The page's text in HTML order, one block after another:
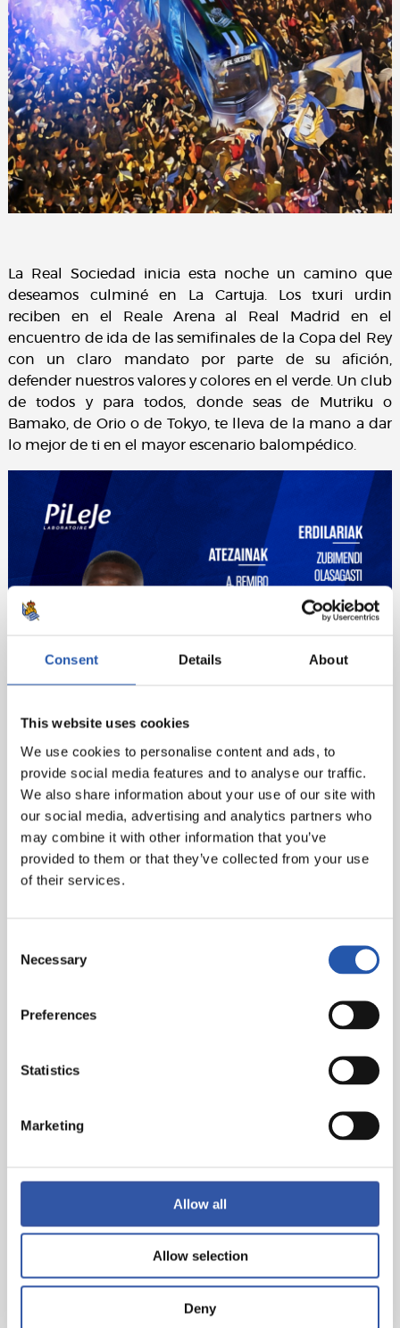
Consent Details About
This website uses cookies
We use cookies to personalise content and ads, to
provide social media features and to analyse our traffic.
We also share information about your use of our site with
our social media, advertising and analytics partners who
may combine it with other information that you’ve
provided to them or that they’ve collected from your use
of their services.
Selection
Necessary
Preferences
Statistics
Marketing
Allow all
Allow selection
Deny
La Real Sociedad inicia esta noche un camino que
deseamos culminé en La Cartuja. Los txuri urdin
reciben en el Reale Arena al Real Madrid en el
encuentro de ida de las semifinales de la Copa del Rey
con un claro mandato por parte de su afición,
defender nuestros valores y colores en el verde. Un club
de todos y para todos, donde seas de Mutriku o
Bamako, de Orio o de Tokyo, te lleva de la mano a dar
lo mejor de ti en el mayor escenario balompédico.
El mundo del fútbol tendrá puestos hoy sus ojos en el
Reale Arena, donde verá un grupo de jóvenes,
hambrientos de éxito, representar y defender el escudo
que llevan en el pecho ante todo un gigante. Arrancan
podemos dar el primer paso. Estamos con vosotros, os
vamos a empujar desde la grada. Desde el recibimiento